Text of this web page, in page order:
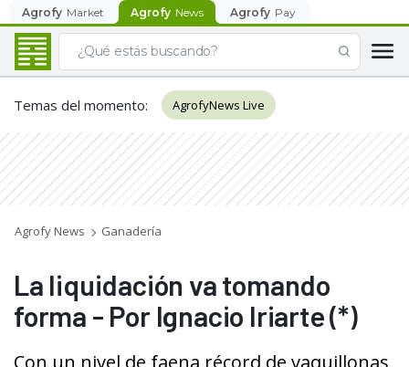
Agrofy Market Agrofy News Agrofy Pay
Temas del momento: AgrofyNews Live
Agrofy News Ganadería
La liquidación va tomando
forma - Por Ignacio Iriarte (*)
Con un nivel de faena récord de vaquillonas